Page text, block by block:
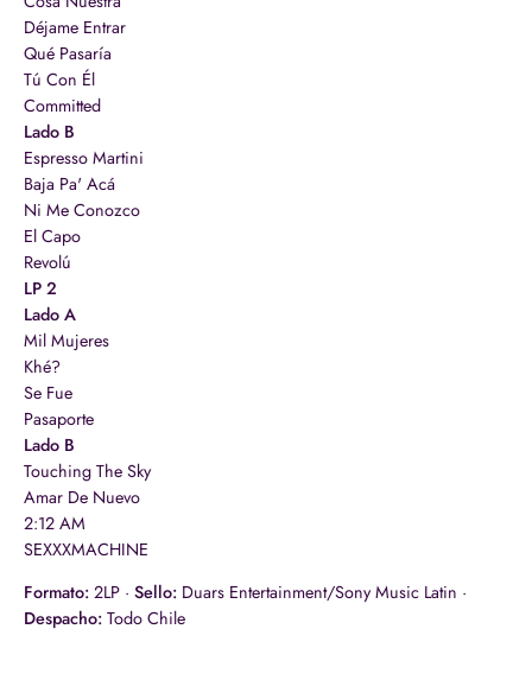
Déjame Entrar
Qué Pasaría
Tú Con Él
Committed
Lado B
Espresso Martini
Baja Pa' Acá
Ni Me Conozco
El Capo
Revolú
LP 2
Lado A
Mil Mujeres
Khé?
Se Fue
Pasaporte
Lado B
Touching The Sky
Amar De Nuevo
2:12 AM
SEXXXMACHINE
Formato: 2LP · Sello: Duars Entertainment/Sony Music Latin ·
Despacho: Todo Chile